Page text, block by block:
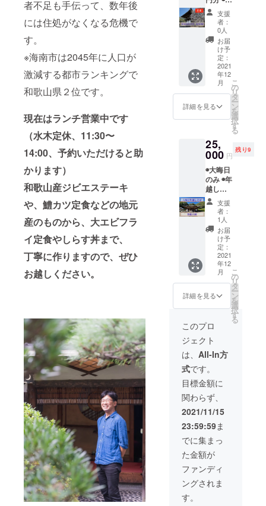
者不足も手伝って、数年後
には住処がなくなる危機で
す。
※海南市は2045年に人口が
激減する都市ランキングで
和歌山県２位です。
現在はランチ営業中です
（水木定休、11:30〜
14:00、予約いただけると助
かります）
和歌山産ジビエステーキ
や、鱧カツ定食などの地元
産のものから、大エビフラ
イ定食やしらす丼まで、
丁寧に作りますので、ぜひ
お越しください。
い。 ※
食事券
には有
効期限
（2022.
6）がご
ざいま
す。 ※
支援
時、必
欄に
ネーム
載する
ご希望
のお名
前をご
記入く
ださ
い。
ルにて
お送り
いたし
ます。
郵送を
ご希望
の場合
は備考
欄にそ
の旨ご
記入く
には有
効期限
（2022.
6）がご
ざいま
す。
ありま
す。 ※
お食事
券はラ
ンチ営
業にお
使いい
ただけ
ます。
※定休：
水・
11:30〜
個室で
のご案
内が可
能で
す。 ※
事前に
ご予約
いただ
けると
助かり
ます。
※食事券
をメー
ルにて
お送り
いたし
ます。
の場合
欄にそ
の旨ご
記入く
ださ
い。 ※
食事券
には有
効期限
6）がご
ざいま
す。 ※
支援
時、必
ず備考
欄に
宝長保
寺本堂
特別拝
観 年間
を通じ
て一日
しか拝
観でき
ない国
宝長保
寺本堂
に特別
にご案
住職の
協力に
より、
実現し
たリ
ターン
です。
長保寺
スタッ
フが
直々に
ご案内
いたし
ます。
事前に
日時打
ち合わ
す。ま
た、下
記をご
確認く
ださ
い。 ※
設定可
能期
間：１
月〜３
月の
間、日
時は調
整が必
要です
※30分程
度、昼
間のご
支援
者：
0人
お届
け予
定：
2021
年12
月
詳細を見る
こ
の
リ
タ
ー
ン
を
選
択
す
る
25,
000 円
残り9
◉大晦日
のみ ◉年
越しそ
ばつ
き、国
宝長保
寺で除
夜の鐘
を突こ
う！ ◉最
大５名
様まで
お越し
いただ
けま
す。 大
晦日
22:00に
お集ま
りいた
だき、
年越し
そばを
振る舞
いま
す。 そ
の後、
長保寺
で除夜
の鐘を
つく体
験を。
解散後
は、和
支援
者：
1人
お届
け予
定：
2021
年12
月
詳細を見る
こ
の
リ
タ
ー
ン
を
選
択
す
る
このプロ
ジェクト
は、 All-In方
式です。
目標金額に
関わらず、
2021/11/15
23:59:59ま
でに集まっ
た金額が
ファンディ
ングされま
す。